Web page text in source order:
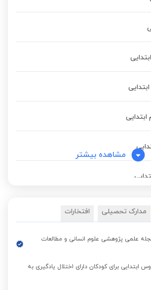
مشاهده بیشتر
مدارک تحصیلی افتخارات
علمی پژوهشی علوم انسانی و مطالعات
ابتدایی برای کودکان دارای اختلال یادگیری به